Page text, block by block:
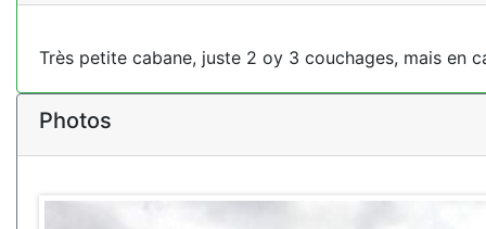
Très petite cabane, juste 2 oy 3 couchages, mais en
Photos